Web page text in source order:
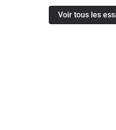
Voir tous les